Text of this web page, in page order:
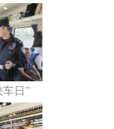
日”